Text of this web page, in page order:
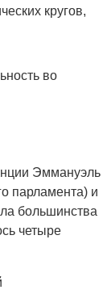
кругов,
во
Эммануэль
парламента) и
большинства
четыре